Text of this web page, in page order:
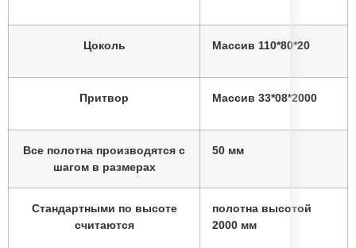
Цоколь Массив 110*80*20
Притвор Массив 33*08*2000
Все полотна производятся с
шагом в размерах
50 мм
Стандартными по высоте
считаются
полотна высотой
2000 мм